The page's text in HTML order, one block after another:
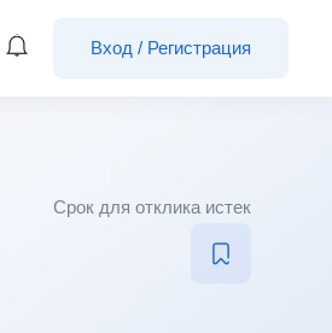
Вход / Регистрация
Срок для отклика истек